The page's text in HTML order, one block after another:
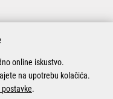
online iskustvo.
na upotrebu kolačića.
.